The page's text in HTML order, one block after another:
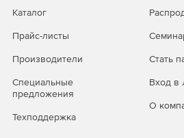
Каталог
Прайс-листы
Производители
Специальные
предложения
Техподдержка
Стать
Вход в
О